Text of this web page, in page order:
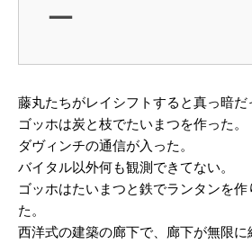
ー
藤丸たちがレイシフトすると真っ暗だ
ゴッホは炭と枝でたいまつを作った。
ダヴィンチの通信が入った。
バイタル以外何も観測できてない。
ゴッホはたいまつと鉄でランタンを
た。
西洋式の建築の廊下で、廊下が無限に